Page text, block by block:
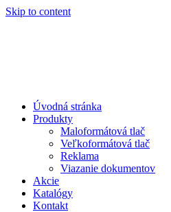
Skip to content
Úvodná stránka
Produkty
Maloformátová tlač
Veľkoformátová tlač
Reklama
Viazanie dokumentov
Akcie
Katalógy
Kontakt